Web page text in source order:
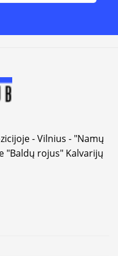
- Vilnius - "Namų
"Baldų rojus" Kalvarijų